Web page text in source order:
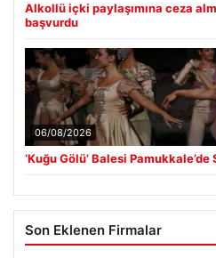
Alkollü içki paylaşımına ceza
başvurdu
06/08/2026
‘Kuğu Gölü’ Balesi
Son Eklenen Firmalar